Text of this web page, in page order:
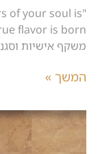
of your soul is
משקף אישיות
המשך »